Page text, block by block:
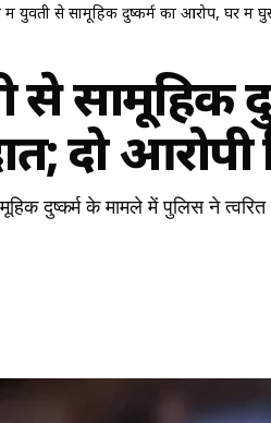
युवती से सामूहिक दुष्कर्म का आरोप, घर में
से सामूहिक
दो आरोपी
दुष्कर्म के मामले में पुलिस ने त्वरित